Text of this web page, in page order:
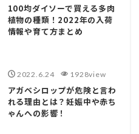
100均ダイソーで買える多肉
植物の種類！2022年の入荷
情報や育て方まとめ
2022.6.24 1928view
アガベシロップが危険と言わ
れる理由とは？妊娠中や赤ち
ゃんへの影響！